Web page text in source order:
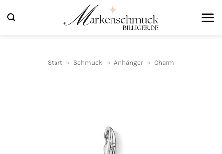
Inhalt
Start » Schmuck » Anhänger » Charm